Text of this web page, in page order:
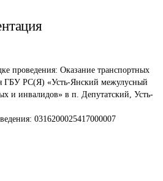
проведения: Оказание транспортных
ГБУ РС(Я) «Усть-Янский межулусный
и инвалидов» в п. Депутатский, Усть-
0316200025417000007